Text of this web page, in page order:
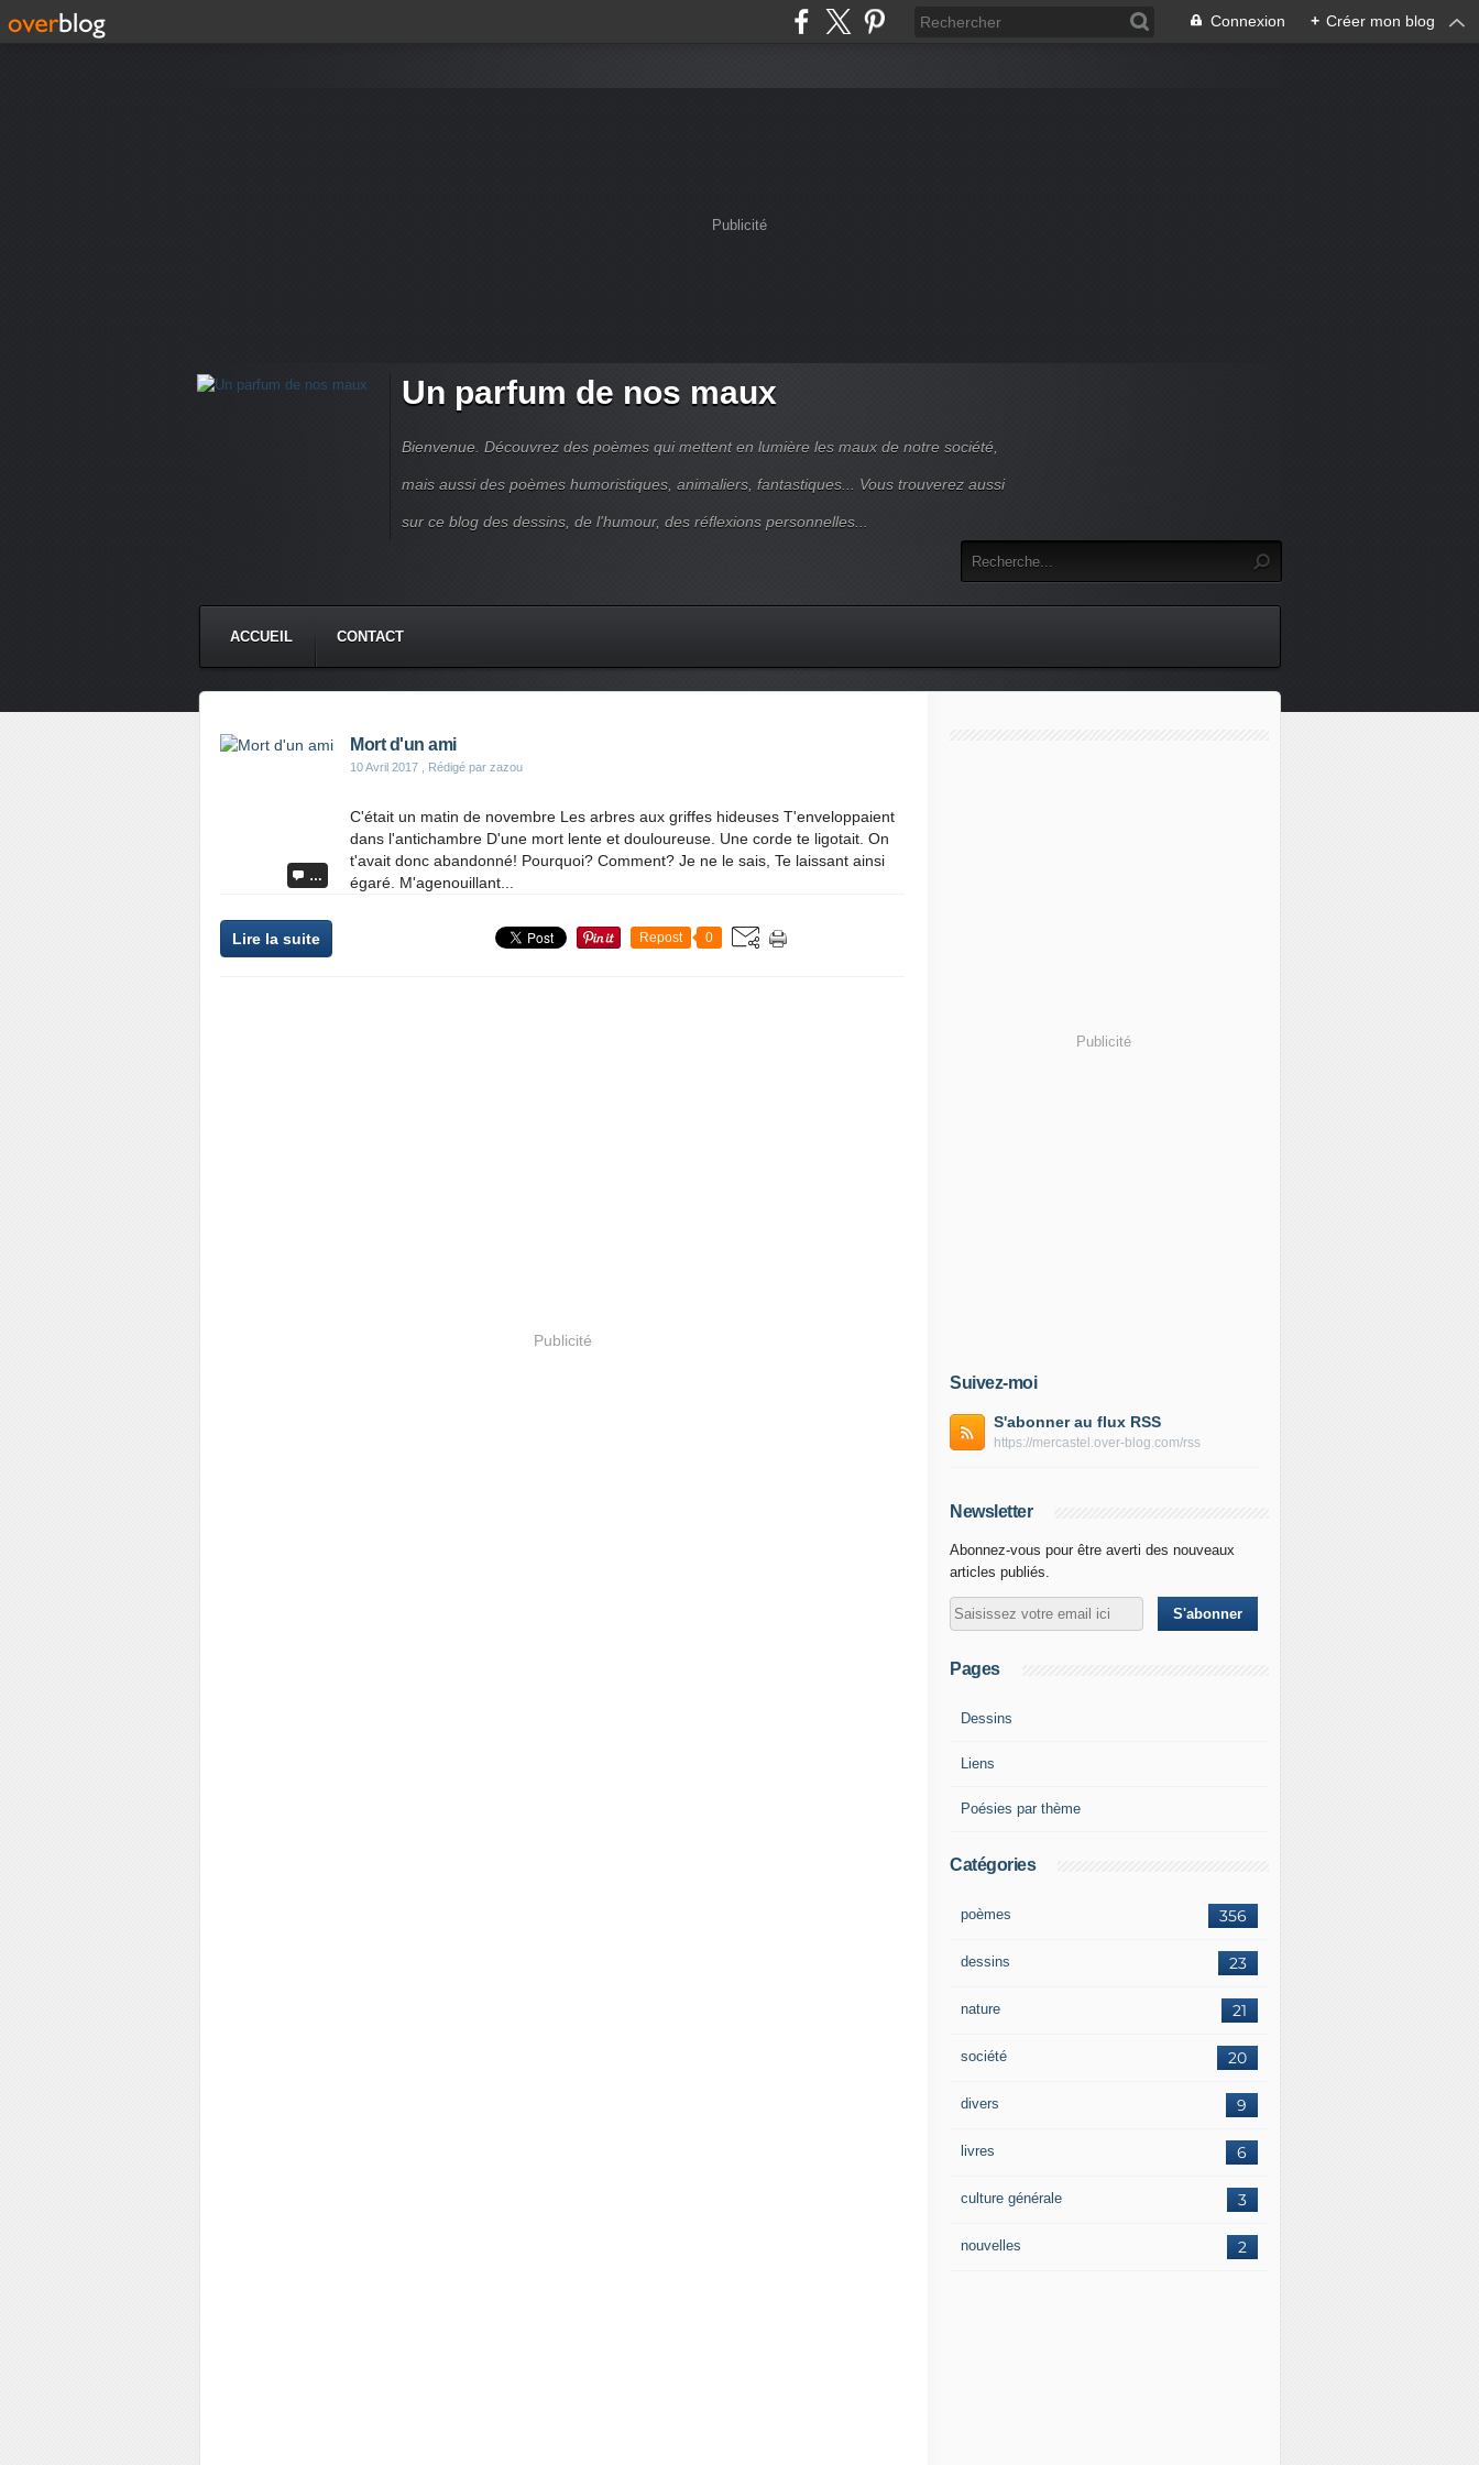
Connexion + Créer mon blog
Publicité
Un parfum de nos maux
Bienvenue. Découvrez des poèmes qui mettent en lumière les maux de notre société,
mais aussi des poèmes humoristiques, animaliers, fantastiques... Vous trouverez aussi
sur ce blog des dessins, de l'humour, des réflexions personnelles...
ACCUEIL CONTACT
…
Mort d'un ami
10 Avril 2017 , Rédigé par zazou
C'était un matin de novembre Les arbres aux griffes hideuses T'enveloppaient
dans l'antichambre D'une mort lente et douloureuse. Une corde te ligotait. On
t'avait donc abandonné! Pourquoi? Comment? Je ne le sais, Te laissant ainsi
égaré. M'agenouillant...
Lire la suite Repost 0
Publicité
Publicité
Suivez-moi
S'abonner au flux RSS
https://mercastel.over-blog.com/rss
Newsletter
Abonnez-vous pour être averti des nouveaux
articles publiés.
Pages
Dessins
Liens
Poésies par thème
Catégories
356
poèmes
23
dessins
21
nature
20
société
9
divers
6
livres
3
culture générale
2
nouvelles